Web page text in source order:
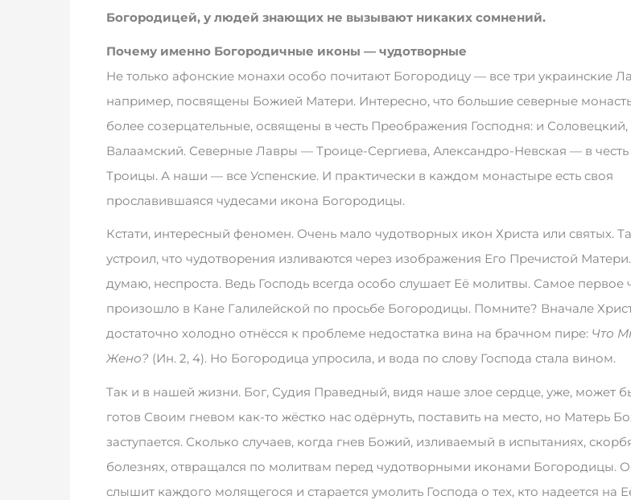
Богородицей, у людей знающих не вызывают никаких сомнений.
Почему именно Богородичные иконы — чудотворные
Не только афонские монахи особо почитают Богородицу — все три украинские
например, посвящены Божией Матери. Интересно, что большие северные
более созерцательные, освящены в честь Преображения Господня: и Соловецкий,
Валаамский. Северные Лавры — Троице-Сергиева, Александро-Невская — в честь
Троицы. А наши — все Успенские. И практически в каждом монастыре есть своя
прославившаяся чудесами икона Богородицы.
Кстати, интересный феномен. Очень мало чудотворных икон Христа или святых.
устроил, что чудотворения изливаются через изображения Его Пречистой
думаю, неспроста. Ведь Господь всегда особо слушает Её молитвы. Самое первое
произошло в Кане Галилейской по просьбе Богородицы. Помните? Вначале
достаточно холодно отнёсся к проблеме недостатка вина на брачном пире: Что
Жено? (Ин. 2, 4). Но Богородица упросила, и вода по слову Господа стала вином.
Так и в нашей жизни. Бог, Судия Праведный, видя наше злое сердце, уже, может
готов Своим гневом как-то жёстко нас одёрнуть, поставить на место, но Матерь
заступается. Сколько случаев, когда гнев Божий, изливаемый в испытаниях,
болезнях, отвращался по молитвам перед чудотворными иконами Богородицы.
слышит каждого молящегося и старается умолить Господа о тех, кто надеется на